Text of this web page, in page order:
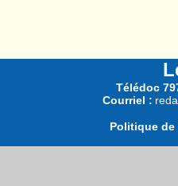
Télédoc
Courriel :
Politique